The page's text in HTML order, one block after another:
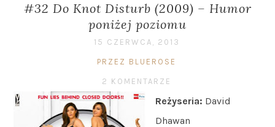
#32 Do Knot Disturb (2009) – Humor
poniżej poziomu
15 CZERWCA, 2013
PRZEZ BLUEROSE
2 KOMENTARZE
Reżyseria: David
Dhawan